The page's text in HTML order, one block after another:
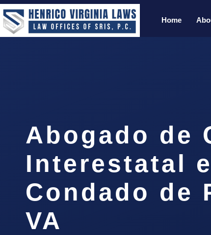
Home
Abogado de
Interestatal
Condado de
VA